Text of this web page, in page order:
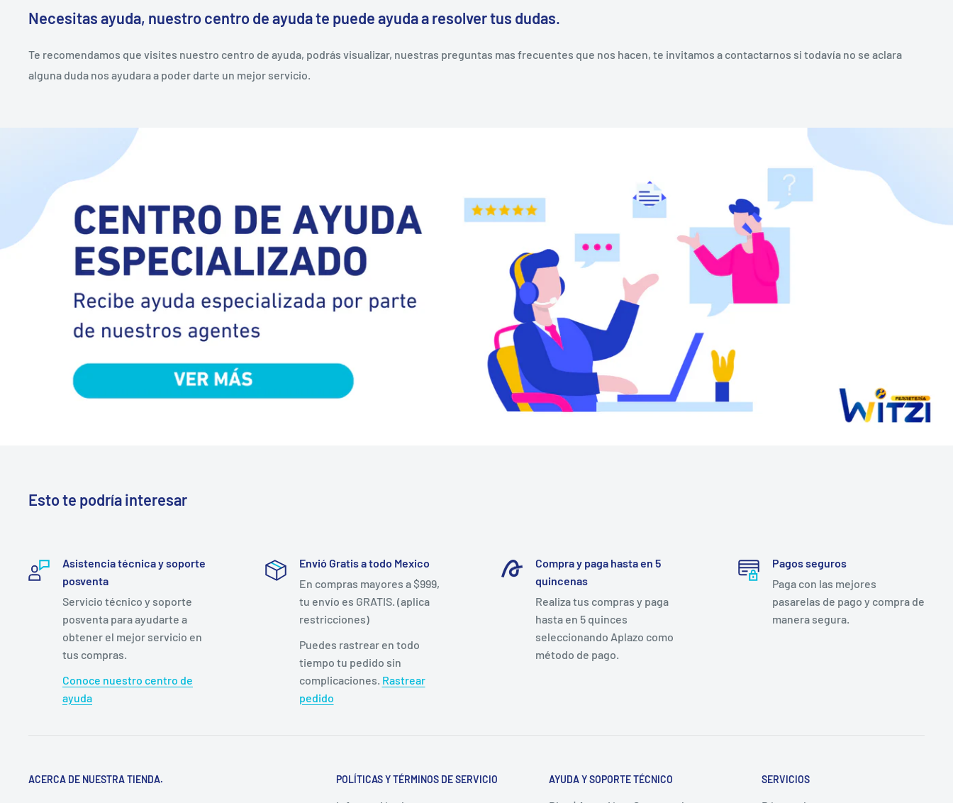
Necesitas ayuda, nuestro centro de ayuda te puede ayuda a resolver tus dudas.
Te recomendamos que visites nuestro centro de ayuda, podrás visualizar, nuestras preguntas mas frecuentes que nos hacen, te invitamos a contactarnos si todavía no se aclara
alguna duda nos ayudara a poder darte un mejor servicio.
Esto te podría interesar
Asistencia técnica y soporte
posventa
Servicio técnico y soporte
posventa para ayudarte a
obtener el mejor servicio en
tus compras.
Conoce nuestro centro de
ayuda
Envió Gratis a todo Mexico
En compras mayores a $999,
tu envío es GRATIS. (aplica
restricciones)
Puedes rastrear en todo
tiempo tu pedido sin
complicaciones. Rastrear
pedido
Compra y paga hasta en 5
quincenas
Realiza tus compras y paga
hasta en 5 quinces
seleccionando Aplazo como
método de pago.
Pagos seguros
Paga con las mejores
pasarelas de pago y compra de
manera segura.
ACERCA DE NUESTRA TIENDA. POLÍTICAS Y TÉRMINOS DE SERVICIO AYUDA Y SOPORTE TÉCNICO SERVICIOS